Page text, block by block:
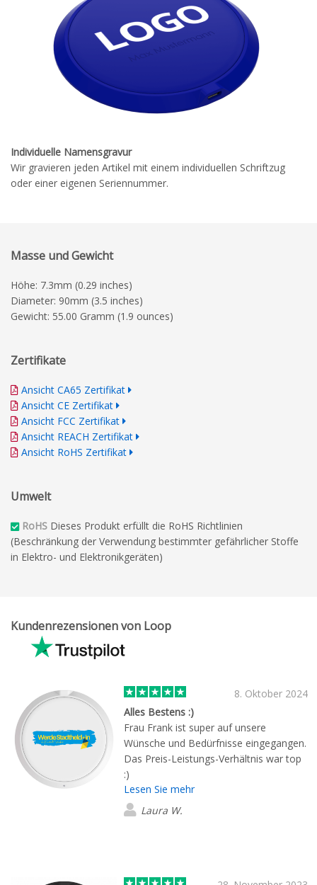
Individuelle Namensgravur
Wir gravieren jeden Artikel mit einem individuellen Schriftzug
oder einer eigenen Seriennummer.
Masse und Gewicht
Höhe: 7.3mm (0.29 inches)
Diameter: 90mm (3.5 inches)
Gewicht: 55.00 Gramm (1.9 ounces)
Zertifikate
Ansicht CA65 Zertifikat
Ansicht CE Zertifikat
Ansicht FCC Zertifikat
Ansicht REACH Zertifikat
Ansicht RoHS Zertifikat
Umwelt
RoHS Dieses Produkt erfüllt die RoHS Richtlinien
(Beschränkung der Verwendung bestimmter gefährlicher Stoffe
in Elektro- und Elektronikgeräten)
Kundenrezensionen von Loop
8. Oktober 2024
Alles Bestens :)
Frau Frank ist super auf unsere
Wünsche und Bedürfnisse eingegangen.
Das Preis-Leistungs-Verhältnis war top
:)
Lesen Sie mehr
Laura W.